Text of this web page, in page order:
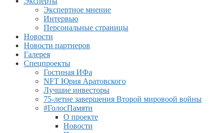
Экспертное мнение
Интервью
Персональные страницы
Новости
Новости партнеров
Галерея
Спецпроекты
Гостиная ИФа
NFT Юрия Аратовского
Лучшие инвесторы
75-летие завершения Второй мировоой войны
#ГолосПамяти
О проекте
Новости